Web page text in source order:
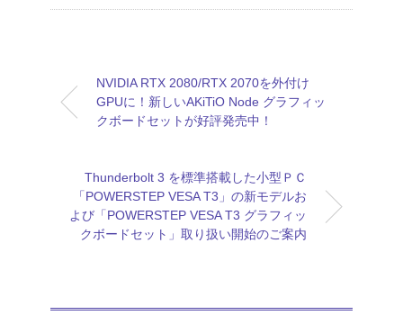
NVIDIA RTX 2080/RTX 2070を外付け
GPUに！新しいAKiTiO Node グラフィッ
クボードセットが好評発売中！
Thunderbolt 3 を標準搭載した小型ＰＣ
「POWERSTEP VESA T3」の新モデルお
よび「POWERSTEP VESA T3 グラフィッ
クボードセット」取り扱い開始のご案内